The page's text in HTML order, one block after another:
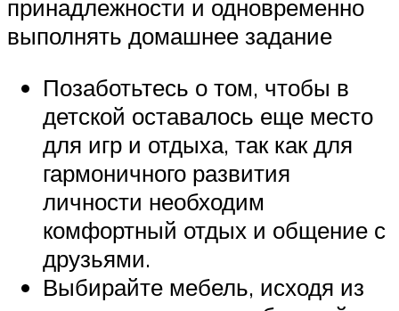
принадлежности и одновременно
выполнять домашнее задание
Позаботьтесь о том, чтобы в
детской оставалось еще место
для игр и отдыха, так как для
гармоничного развития
личности необходим
комфортный отдых и общение с
друзьями.
Выбирайте мебель, исходя из